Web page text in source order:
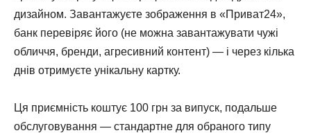
дизайном. Завантажуєте зображення в «Приват24»,
банк перевіряє його (не можна завантажувати чужі
обличчя, бренди, агресивний контент) — і через кілька
днів отримуєте унікальну картку.
Ця приємність коштує 100 грн за випуск, подальше
обслуговування — стандартне для обраного типу